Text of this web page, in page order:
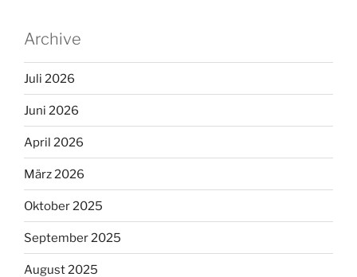
Archive
Juli 2026
Juni 2026
April 2026
März 2026
Oktober 2025
September 2025
August 2025